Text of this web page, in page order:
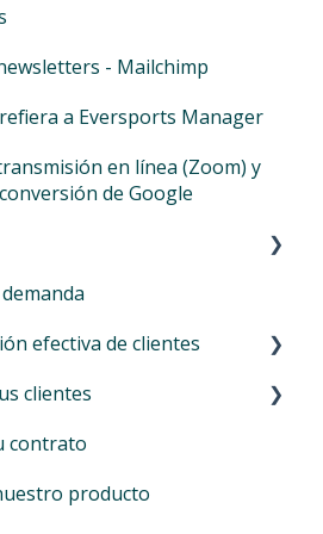
descuento
avanzadas (personalizables)
- Mailchimp
a Eversports Manager
en línea (Zoom) y
de Google
línea
efectiva de clientes
qué es y por qué es
clientes
y cancelar reservas
contrato
producto